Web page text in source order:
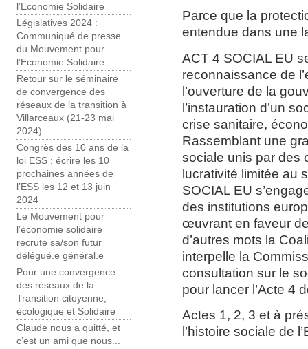
l’Economie Solidaire
Législatives 2024 :
Communiqué de presse
du Mouvement pour
l’Economie Solidaire
Retour sur le séminaire
de convergence des
réseaux de la transition à
Villarceaux (21-23 mai
2024)
Congrès des 10 ans de la
loi ESS : écrire les 10
prochaines années de
l’ESS les 12 et 13 juin
2024
Le Mouvement pour
l’économie solidaire
recrute sa/son futur
délégué.e général.e
Pour une convergence
des réseaux de la
Transition citoyenne,
écologique et Solidaire
Claude nous a quitté, et
c’est un ami que nous...
Parce que la
entendue dans une
ACT 4 SOCIAL EU
reconnaissance de
l’ouverture de la
l’instauration d’un
crise sanitaire,
Rassemblant une
sociale unis par des
lucrativité limitée au
SOCIAL EU
des institutions
œuvrant en faveur
d’autres mots la
interpelle la
consultation sur le
pour lancer l’Acte 4
Actes 1, 2, 3 et à
l’histoire sociale de